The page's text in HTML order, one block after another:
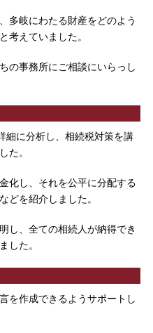
多岐にわたる財産をどのよう
考えていました。
の事務所にご相談にいらっし
細に分析し、相続税対策を講
た。
化し、それを公平に分配する
どを紹介しました。
し、全ての相続人が納得でき
した。
を作成できるようサポートし